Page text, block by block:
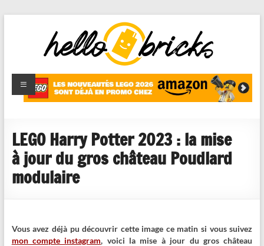
HelloBricks
Blog LEGO,
nouveaut�s
reviews
LEGO Harry Potter 2023 : la mise
à jour du gros château Poudlard
modulaire
Vous avez déjà pu découvrir cette image ce matin si vous suivez
mon compte instagram, voici la mise à jour du gros château